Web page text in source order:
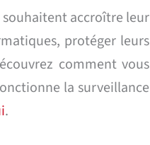
accroître leur
protéger leurs
comment vous
la surveillance
.